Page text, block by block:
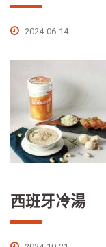
2024-06-14
西班牙冷湯